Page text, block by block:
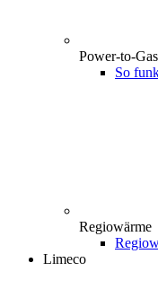
Power-to-Gas
So
Regiowärme
Limeco